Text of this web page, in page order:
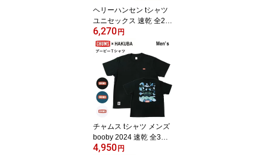
ヘリーハンセン tシャツ
ユニセックス 速乾 全2色
S-XL
6,270円
チャムス tシャツ メンズ
booby 2024 速乾 全3色
M-XL
4,950円